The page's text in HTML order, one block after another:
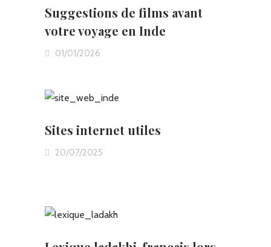
Suggestions de films avant
votre voyage en Inde
01/01/2026
Sites internet utiles
20/07/2025